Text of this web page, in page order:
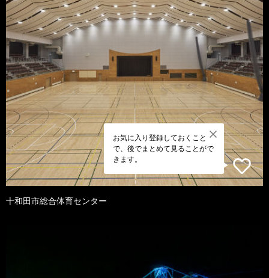
お気に入り登録しておくこと
で、後でまとめて見ることがで
きます。
十和田市総合体育センター